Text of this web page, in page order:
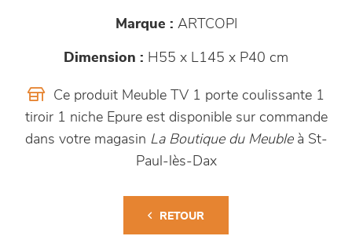
Marque : ARTCOPI
Dimension : H55 x L145 x P40 cm
Ce produit Meuble TV 1 porte coulissante 1
tiroir 1 niche Epure est disponible sur commande
dans votre magasin La Boutique du Meubleà St-
Paul-lès-Dax
RETOUR